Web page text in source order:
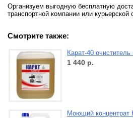
Организуем выгодную бесплатную
транспортной компании или курьерской
Смотрите также:
Карат-40
1 440 р.
Моющий концентрат